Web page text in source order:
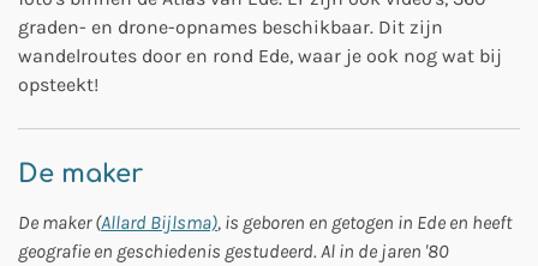
graden- en drone-opnames beschikbaar. Dit zijn
wandelroutes door en rond Ede, waar je ook nog wat bij
opsteekt!
De maker
De maker (Allard Bijlsma), is geboren en getogen in Ede en heeft
geografie en geschiedenis gestudeerd. Al in de jaren '80